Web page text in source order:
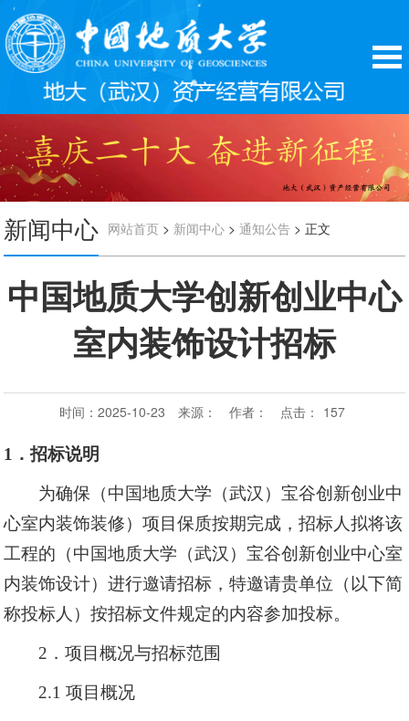
新闻中心 网站首页 > 新闻中心 >通知公告 > 正文
中国地质大学创新创业中心
室内装饰设计招标
时间：2025-10-23 来源： 作者： 点击： 157
1．招标说明
为确保（中国地质大学（武汉）宝谷创新创业中
心室内装饰装修）项目保质按期完成，招标人拟将该
工程的（中国地质大学（武汉）宝谷创新创业中心室
内装饰设计）进行邀请招标，特邀请贵单位（以下简
称投标人）按招标文件规定的内容参加投标。
2．项目概况与招标范围
2.1 项目概况